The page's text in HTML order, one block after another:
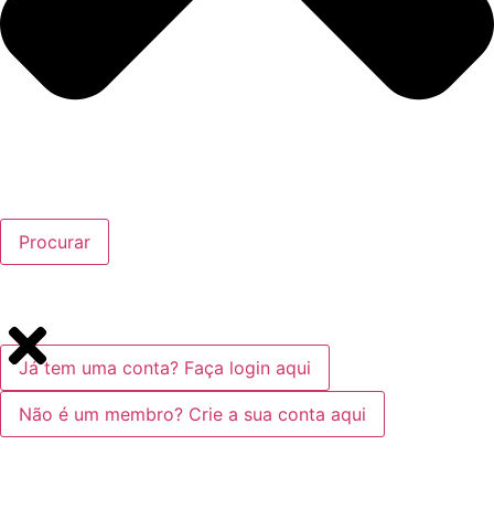
Procurar
Já tem uma conta? Faça login aqui
Não é um membro? Crie a sua conta aqui